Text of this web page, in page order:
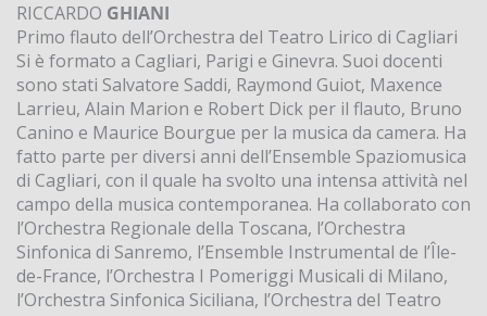
RICCARDO GHIANI
Primo flauto dell’Orchestra del Teatro Lirico di Cagliari
Si è formato a Cagliari, Parigi e Ginevra. Suoi docenti
sono stati Salvatore Saddi, Raymond Guiot, Maxence
Larrieu, Alain Marion e Robert Dick per il flauto, Bruno
Canino e Maurice Bourgue per la musica da camera. Ha
fatto parte per diversi anni dell’Ensemble Spaziomusica
di Cagliari, con il quale ha svolto una intensa attività nel
campo della musica contemporanea. Ha collaborato con
l’Orchestra Regionale della Toscana, l’Orchestra
Sinfonica di Sanremo, l’Ensemble Instrumental de l’Île-
de-France, l’Orchestra I Pomeriggi Musicali di Milano,
l’Orchestra Sinfonica Siciliana, l’Orchestra del Teatro